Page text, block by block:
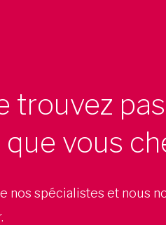
trouvez
vous
nos spécialistes et nous